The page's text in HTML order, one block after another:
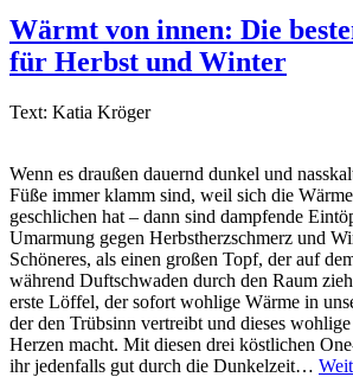
Wärmt von innen: Die
für Herbst und Winter
Text: Katia Kröger
Wenn es draußen dauernd dunkel und
Füße immer klamm sind, weil sich die
geschlichen hat – dann sind dampfende
Umarmung gegen Herbstherzschmerz und
Schöneres, als einen großen Topf, der auf
während Duftschwaden durch den Raum
erste Löffel, der sofort wohlige Wärme in
der den Trübsinn vertreibt und dieses
Herzen macht. Mit diesen drei köstlichen
ihr jedenfalls gut durch die Dunkelzeit…